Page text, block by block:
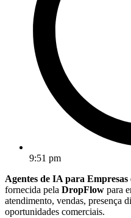
9:51 pm
Agentes de IA para
fornecida pela DropFlow para
atendimento, vendas, presença
oportunidades comerciais.